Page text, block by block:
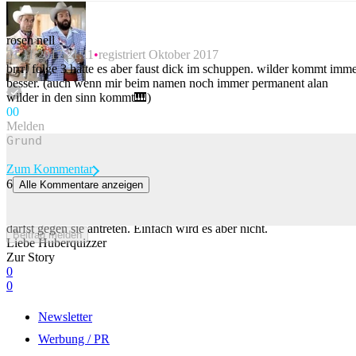
rosen nell
21.11.2017 21:11 registriert Oktober 2017
brrr! folge 3 hatte es aber faust dick im schuppen. wilder kommt
besser. (auch wenn mir beim namen noch immer permanent alan
wilder in den sinn kommt🎹)
00
Melden
Beitrag melden
Zum Kommentar
6 Alle Kommentare anzeigen
darfst gegen sie antreten. Einfach wird es aber nicht.
Liebe Huberquizzer
Zur Story
0
0
Newsletter
Werbung / PR